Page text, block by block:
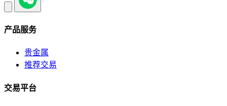
产品服务
贵金属
推荐交易
交易平台